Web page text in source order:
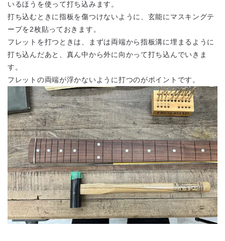
いるほうを使って打ち込みます。
打ち込むときに指板を傷つけないように、玄能にマスキングテ
ープを2枚貼っておきます。
フレットを打つときは、まずは両端から指板溝に埋まるように
打ち込んだあと、真ん中から外に向かって打ち込んでいきま
す。
フレットの両端が浮かないように打つのがポイントです。